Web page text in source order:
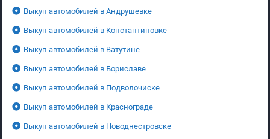
Выкуп автомобилей в Андрушевке
Выкуп автомобилей в Константиновке
Выкуп автомобилей в Ватутине
Выкуп автомобилей в Бориславе
Выкуп автомобилей в Подволочиске
Выкуп автомобилей в Краснограде
Выкуп автомобилей в Новоднестровске